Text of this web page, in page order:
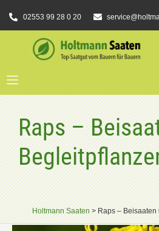
02553 99 28 0 20
Raps –
Holtmann Saaten>Raps –